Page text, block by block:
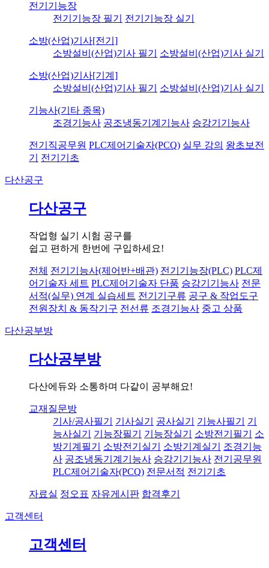
전기기능장
전기기능장 필기
전기기능장 실기
소방(산업)기사[전기]
소방설비(산업)기사 필기
소방설비(산업)기사 실기
소방(산업)기사[기계]
소방설비(산업)기사 필기
소방설비(산업)기사 실기
기능사(기타 종목)
조경기능사 공조냉동기계기능사 승강기기능사
전기직공무원 PLC제어기술자(PCQ) 실무 강의 왕초보전
기
전기기초
다산공구
다산공구
작업형 실기 시험 공구를
쉽고 편하게 한번에 구입하세요!
전체 전기기능사(제어반+배관) 전기기능장(PLC) PLC제
어기술자 세트 PLC제어기술자 단품 승강기기능사 전문
서적(실무) 연계 실습세트 전기기구류 공구 & 작업도구
전원장치 & 동작기구 전선류 조경기능사 중고 상품
다산공부방
다산공부방
다산에듀와 소통하며 다같이 공부해요!
교재질문방
기사/공사필기
기사실기 공사실기 기능사필기
기
능사실기
기능장필기 기능장실기 소방전기필기
소
방기계필기
소방전기실기 소방기계실기
조경기능
사 공조냉동기계기능사 승강기기능사 전기공무원
PLC제어기술자(PCQ) 전문서적 전기기초
자료실 정오표 자유게시판 합격후기
고객센터
고객센터